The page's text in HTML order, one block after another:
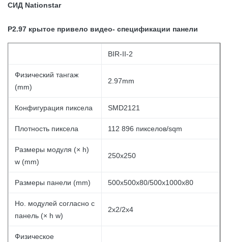
СИД Nationstar
P2.97 крытое привело видео- спецификации панели
BIR-II-2
Физический тангаж
(mm)
2.97mm
Конфигурация пиксела SMD2121
Плотность пиксела 112 896 пикселов/sqm
Размеры модуля (× h)
w (mm)
250x250
Размеры панели (mm) 500x500x80/500x1000x80
Но. модулей согласно с
панель (× h w)
2x2/2x4
Физическое